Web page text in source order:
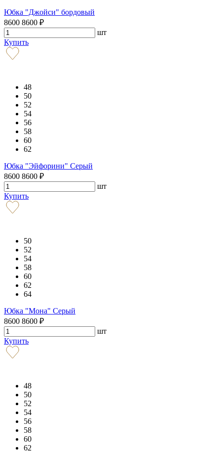
Юбка "Джойси" бордовый
8600 8600 ₽
шт
Купить
48
50
52
54
56
58
60
62
Юбка "Эйфорини" Серый
8600 8600 ₽
шт
Купить
50
52
54
58
60
62
64
Юбка "Мона" Серый
8600 8600 ₽
шт
Купить
48
50
52
54
56
58
60
62